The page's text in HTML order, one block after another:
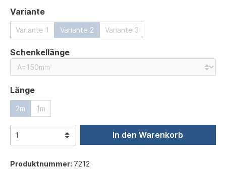
Varianteauswählen
Variante 1 Variante 2 Variante 3
Schenkellängeauswählen
Längeauswählen
2m 1m
In den Warenkorb
Produktnummer: 7212